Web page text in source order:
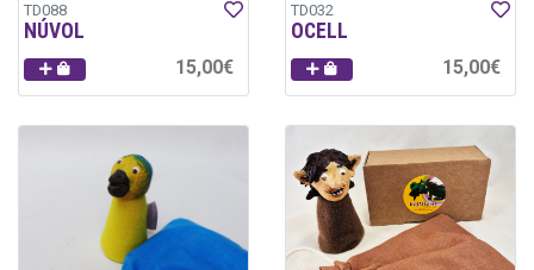
TD088
NÚVOL
15,00€
TD032
OCELL
15,00€